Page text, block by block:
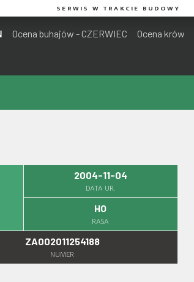
SERWIS W TRAKCIE BUDOWY
Ocena buhajów - CZERWIEC Ocena krów
2004-11-04
DATA UR.
HO
RASA
ZA002011254188
NUMER